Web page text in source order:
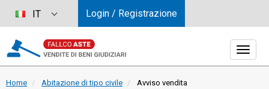
Home Abitazione di tipo civile Avviso vendita
IT Login / Registrazione